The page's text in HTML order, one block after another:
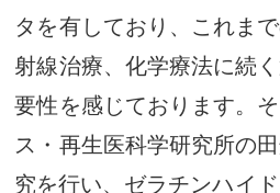
タを有しており、これま
射線治療、化学療法に続
要性を感じております。
ス・再生医科学研究所の
究を行い、ゼラチンハイ